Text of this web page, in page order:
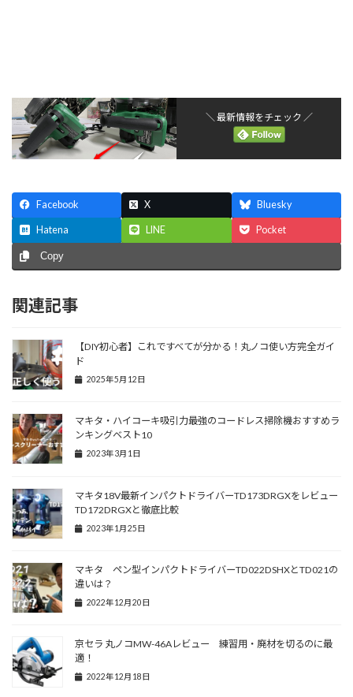
＼ 最新情報をチェック ／
Facebook X Bluesky
Hatena LINE Pocket
Copy
関連記事
【DIY初心者】これですべてが分かる！丸ノコ使い方完全ガイ
ド
2025年5月12日
マキタ・ハイコーキ吸引力最強のコードレス掃除機おすすめラ
ンキングベスト10
2023年3月1日
マキタ18V最新インパクトドライバーTD173DRGXをレビュー
TD172DRGXと徹底比較
2023年1月25日
マキタ ペン型インパクトドライバーTD022DSHXとTD021の
違いは？
2022年12月20日
京セラ 丸ノコMW-46Aレビュー 練習用・廃材を切るのに最
適！
2022年12月18日